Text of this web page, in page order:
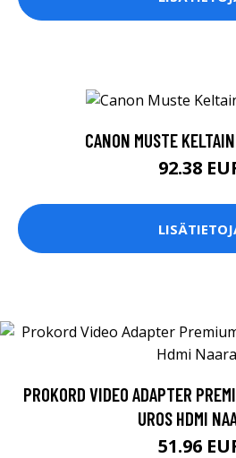
CANON MUSTE
92.38
PROKORD VIDEO ADAPTER
UROS HDMI
51.96